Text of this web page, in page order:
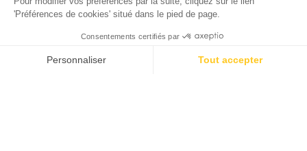
kinderclub zorgt ervoor dat de jongsten een
onvergetelijk verblijf beleven, vol mooie ontmoetingen.